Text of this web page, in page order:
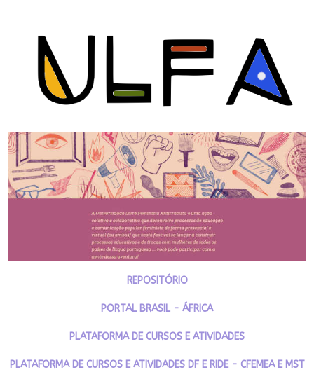
REPOSITÓRIO
PORTAL BRASIL - ÁFRICA
PLATAFORMA DE CURSOS E ATIVIDADES
PLATAFORMA DE CURSOS E ATIVIDADES DF E RIDE - CFEMEA E MST